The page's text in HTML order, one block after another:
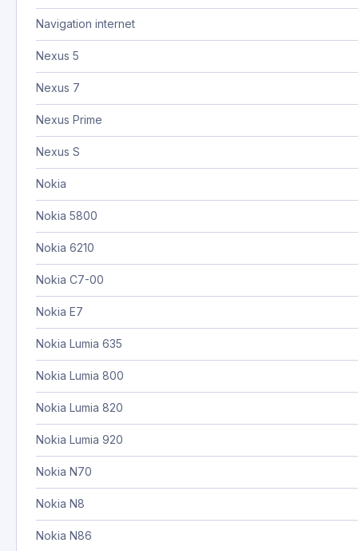
Navigation internet
Nexus 5
Nexus 7
Nexus Prime
Nexus S
Nokia
Nokia 5800
Nokia 6210
Nokia C7-00
Nokia E7
Nokia Lumia 635
Nokia Lumia 800
Nokia Lumia 820
Nokia Lumia 920
Nokia N70
Nokia N8
Nokia N86